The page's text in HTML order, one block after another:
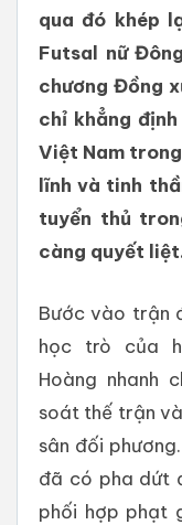
qua đó khép
Futsal nữ
chương Đồng
chỉ khẳng
Việt Nam
lĩnh và tinh
tuyển thủ
càng quyết
Bước vào trận
học trò của
Hoàng nhanh
soát thế trận
sân đối
đã có pha dứt
phối hợp phạt